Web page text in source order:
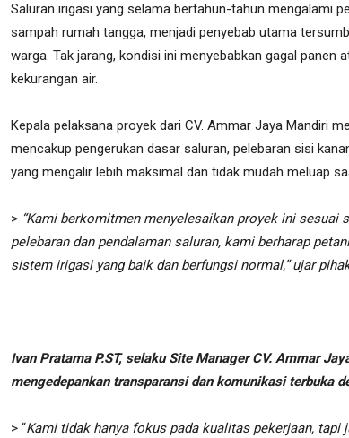
Saluran irigasi yang selama bertahun-tahun mengalami
sampah rumah tangga, menjadi penyebab utama
warga. Tak jarang, kondisi ini menyebabkan gagal
kekurangan air.
Kepala pelaksana proyek dari CV. Ammar Jaya Mandiri
mencakup pengerukan dasar saluran, pelebaran sisi
yang mengalir lebih maksimal dan tidak mudah meluap
> “Kami berkomitmen menyelesaikan proyek ini sesuai
pelebaran dan pendalaman saluran, kami berharap
sistem irigasi yang baik dan berfungsi normal,” ujar
Ivan Pratama P.ST, selaku Site Manager CV. Ammar
mengedepankan transparansi dan komunikasi terbuka
> “Kami tidak hanya fokus pada kualitas pekerjaan, tapi